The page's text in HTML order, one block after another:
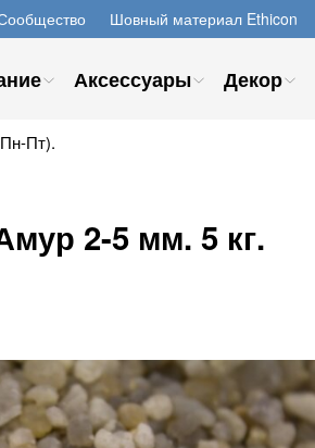
Шовный материал Ethicon
Аксессуары Декор
Пт).
2-5 мм. 5 кг.